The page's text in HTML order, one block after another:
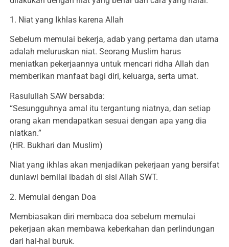
1. Niat yang Ikhlas karena Allah
Sebelum memulai bekerja, adab yang pertama dan utama
adalah meluruskan niat. Seorang Muslim harus
meniatkan pekerjaannya untuk mencari ridha Allah dan
memberikan manfaat bagi diri, keluarga, serta umat.
Rasulullah SAW bersabda:
“Sesungguhnya amal itu tergantung niatnya, dan setiap
orang akan mendapatkan sesuai dengan apa yang dia
niatkan.”
(HR. Bukhari dan Muslim)
Niat yang ikhlas akan menjadikan pekerjaan yang bersifat
duniawi bernilai ibadah di sisi Allah SWT.
2. Memulai dengan Doa
Membiasakan diri membaca doa sebelum memulai
pekerjaan akan membawa keberkahan dan perlindungan
dari hal-hal buruk.